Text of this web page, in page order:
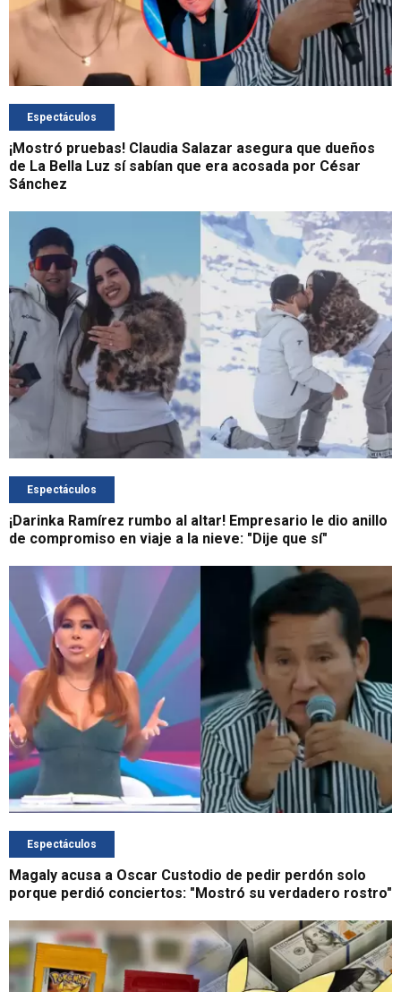
Espectáculos
¡Mostró pruebas! Claudia Salazar asegura que dueños
de La Bella Luz sí sabían que era acosada por César
Sánchez
Espectáculos
¡Darinka Ramírez rumbo al altar! Empresario le dio anillo
de compromiso en viaje a la nieve: "Dije que sí"
Espectáculos
Magaly acusa a Oscar Custodio de pedir perdón solo
porque perdió conciertos: "Mostró su verdadero rostro"